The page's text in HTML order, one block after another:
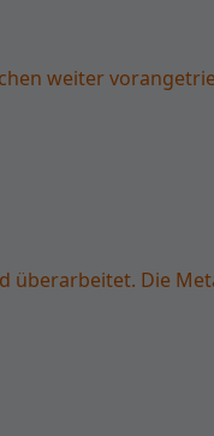
weiter
überarbeitet. Die